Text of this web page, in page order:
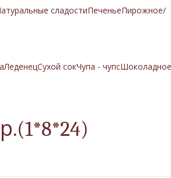
сладостиПеченьеПирожное/
ЛеденецСухой сокЧупа - чупс